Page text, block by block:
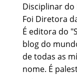
Disciplinar do
Foi Diretora
É editora do
blog do
de todas as
nome. É